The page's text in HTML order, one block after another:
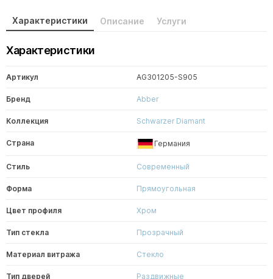
Характеристики Описание Услуги
Характеристики
Артикул AG301205-S905
Бренд Abber
Коллекция Schwarzer Diamant
Страна Германия
Стиль Современный
Форма Прямоугольная
Цвет профиля Хром
Тип стекла Прозрачный
Материал витража Стекло
Тип дверей Раздвижные